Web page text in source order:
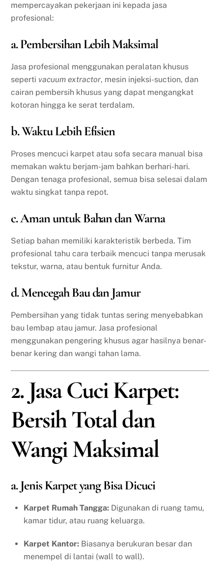
mempercayakan pekerjaan ini kepada jasa
profesional:
a. Pembersihan Lebih Maksimal
Jasa profesional menggunakan peralatan khusus
seperti vacuum extractor, mesin injeksi-suction, dan
cairan pembersih khusus yang dapat mengangkat
kotoran hingga ke serat terdalam.
b. Waktu Lebih Efisien
Proses mencuci karpet atau sofa secara manual bisa
memakan waktu berjam-jam bahkan berhari-hari.
Dengan tenaga profesional, semua bisa selesai dalam
waktu singkat tanpa repot.
c. Aman untuk Bahan dan Warna
Setiap bahan memiliki karakteristik berbeda. Tim
profesional tahu cara terbaik mencuci tanpa merusak
tekstur, warna, atau bentuk furnitur Anda.
d. Mencegah Bau dan Jamur
Pembersihan yang tidak tuntas sering menyebabkan
bau lembap atau jamur. Jasa profesional
menggunakan pengering khusus agar hasilnya benar-
benar kering dan wangi tahan lama.
2. Jasa Cuci Karpet:
Bersih Total dan
Wangi Maksimal
a. Jenis Karpet yang Bisa Dicuci
Karpet Rumah Tangga: Digunakan di ruang tamu,
kamar tidur, atau ruang keluarga.
Karpet Kantor: Biasanya berukuran besar dan
menempel di lantai (wall to wall).